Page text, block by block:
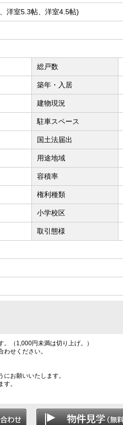
洋室5.3帖、洋室4.5帖)
総戸数
築年・入居
建物現況
駐車スペース
国土法届出
用途地域
容積率
権利種類
小学校区
取引態様
（1,000円未満は切り上げ。）
せください。
お願いいたします。
。